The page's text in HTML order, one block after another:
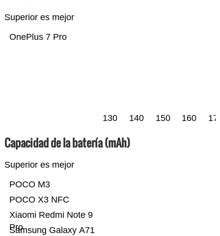
Superior es mejor
OnePlus 7 Pro
130 140 150 160
Capacidad de la batería (mAh)
Superior es mejor
Samsung Galaxy A71
Xiaomi Redmi Note 9
Pro
POCO X3 NFC
POCO M3